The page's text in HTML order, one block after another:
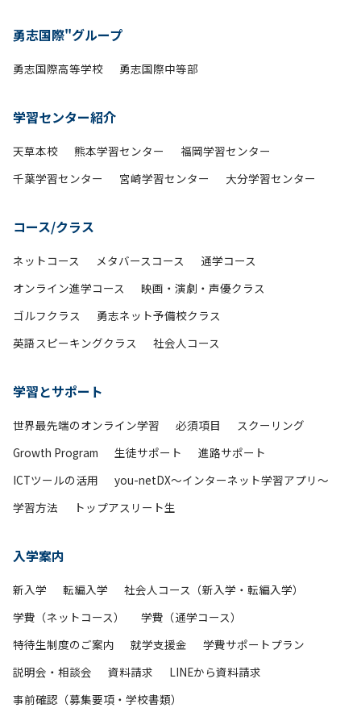
勇志国際"グループ
勇志国際高等学校 勇志国際中等部
学習センター紹介
天草本校 熊本学習センター
福岡学習センター
千葉学習センター
宮崎学習センター 大分学習センター
コース/クラス
ネットコース メタバースコース
通学コース
オンライン進学コース
映画・演劇・声優クラス
ゴルフクラス
勇志ネット予備校クラス
英語スピーキングクラス
社会人コース
学習とサポート
世界最先端のオンライン学習 必須項目
スクーリング
Growth Program
生徒サポート
進路サポート
ICTツールの活用
you-netDX～インターネット学習アプリ～
学習方法
トップアスリート生
入学案内
新入学 転編入学
社会人コース（新入学・転編入学）
学費（ネットコース）
学費（通学コース）
特待生制度のご案内
就学支援金
学費サポートプラン
説明会・相談会
資料請求
LINEから資料請求
事前確認（募集要項・学校書類）